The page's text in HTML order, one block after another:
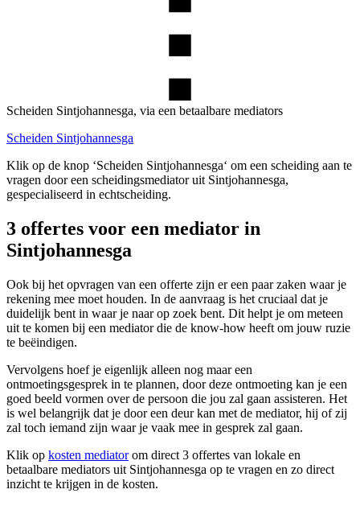
Scheiden Sintjohannesga, via een betaalbare mediators
Scheiden Sintjohannesga
Klik op de knop ‘Scheiden Sintjohannesga‘ om een scheiding aan te
vragen door een scheidingsmediator uit Sintjohannesga,
gespecialiseerd in echtscheiding.
3 offertes voor een mediator in
Sintjohannesga
Ook bij het opvragen van een offerte zijn er een paar zaken waar je
rekening mee moet houden. In de aanvraag is het cruciaal dat je
duidelijk bent in waar je naar op zoek bent. Dit helpt je om meteen
uit te komen bij een mediator die de know-how heeft om jouw ruzie
te beëindigen.
Vervolgens hoef je eigenlijk alleen nog maar een
ontmoetingsgesprek in te plannen, door deze ontmoeting kan je een
goed beeld vormen over de persoon die jou zal gaan assisteren. Het
is wel belangrijk dat je door een deur kan met de mediator, hij of zij
zal toch iemand zijn waar je vaak mee in gesprek zal gaan.
Klik op kosten mediatorom direct 3 offertes van lokale en
betaalbare mediators uit Sintjohannesga op te vragen en zo direct
inzicht te krijgen in de kosten.